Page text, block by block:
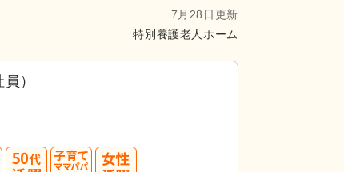
7月28日更新
特別養護老人ホーム
）